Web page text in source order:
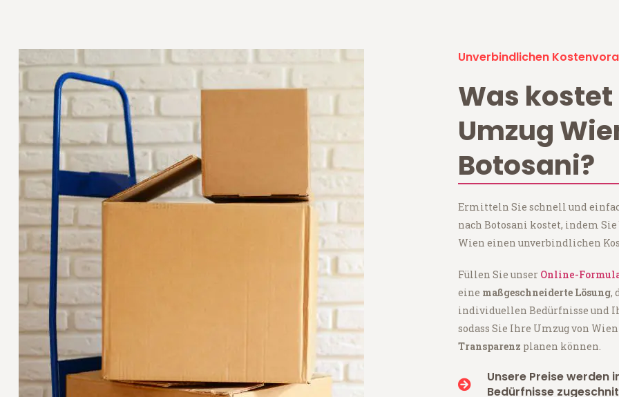
Unverbindlichen
Was kostet
Umzug
Botosani?
Ermitteln Sie schnell und
nach Botosani kostet, indem Sie
Wien einen unverbindlichen
Füllen Sie unser Online-
eine maßgeschneiderte Lösung,
individuellen Bedürfnisse und
sodass Sie Ihre Umzug von
Transparenz planen können.
Unsere Preise werden
Bedürfnisse